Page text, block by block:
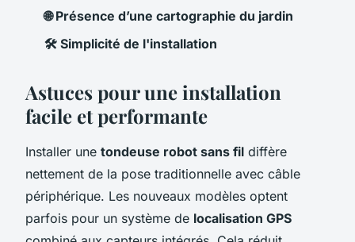
🌐 Présence d’une cartographie du jardin
🛠️ Simplicité de l'installation
Astuces pour une installation
facile et performante
Installer une tondeuse robot sans fil diffère
nettement de la pose traditionnelle avec câble
périphérique. Les nouveaux modèles optent
parfois pour un système de localisation GPS